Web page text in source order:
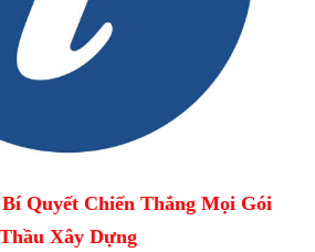
Quyết Chiến Thắng Mọi Gói
Thầu Xây Dựng